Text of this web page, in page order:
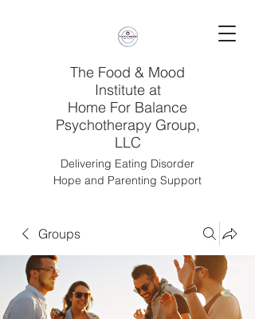
The Food & Mood
Institute at
Home For Balance
Psychotherapy Group,
LLC
Delivering Eating Disorder
Hope and Parenting Support
Groups